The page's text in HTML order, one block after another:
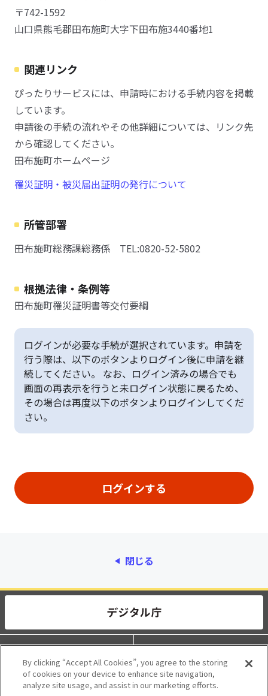
〒742-1592
山口県熊毛郡田布施町大字下田布施3440番地1
関連リンク
ぴったりサービスには、申請時における手続内容を掲載
しています。
申請後の手続の流れやその他詳細については、リンク先
から確認してください。
田布施町ホームページ
罹災証明・被災届出証明の発行について
所管部署
田布施町総務課総務係 TEL:0820-52-5802
根拠法律・条例等
田布施町罹災証明書等交付要綱
ログインが必要な手続が選択されています。申請を
行う際は、以下のボタンよりログイン後に申請を継
続してください。 なお、ログイン済みの場合でも
画面の再表示を行うと未ログイン状態に戻るため、
その場合は再度以下のボタンよりログインしてくだ
さい。
閉じる
動作環境 個人情報保護
利用規約 アクセシビリティ
By clicking “Accept All Cookies”, you agree to the storing
of cookies on your device to enhance site navigation,
analyze site usage, and assist in our marketing efforts.